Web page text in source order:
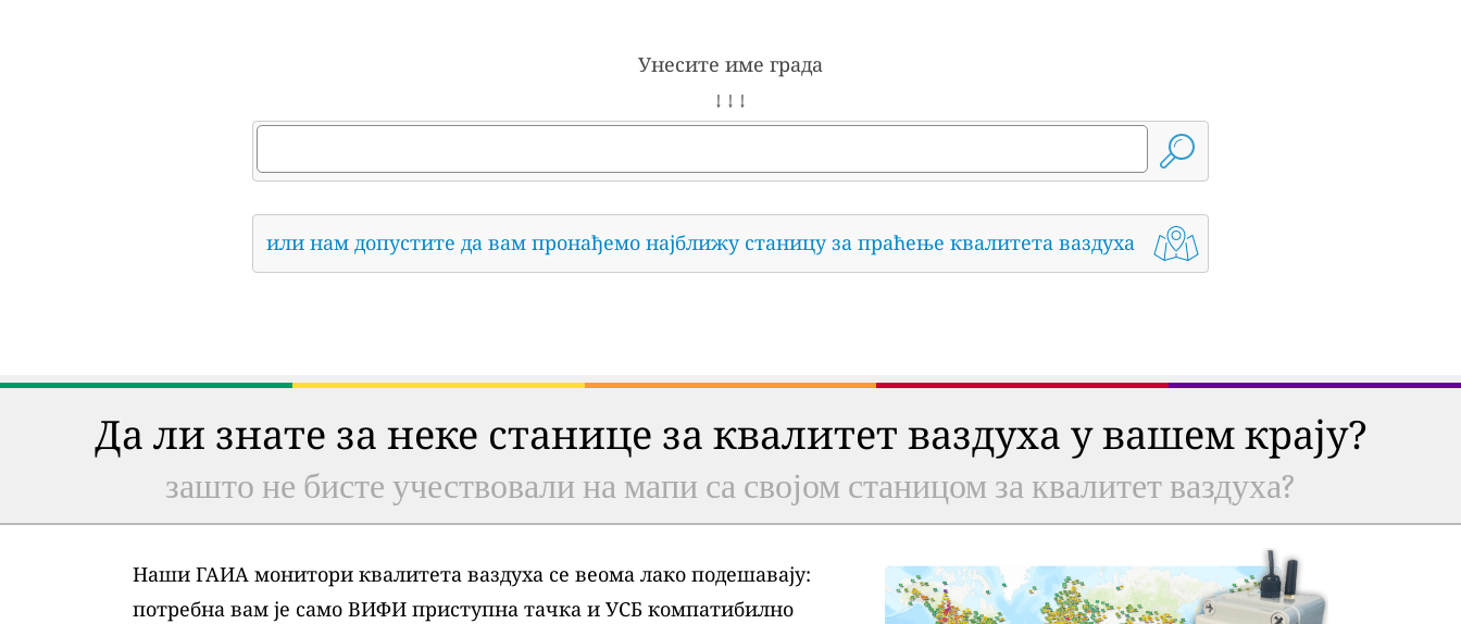
Унесите име града
↓ ↓ ↓
или нам допустите да вам пронађемо најближу станицу за праћење квалитета ваздуха
Да ли знате за неке станице за квалитет ваздуха у вашем крају?
зашто не бисте учествовали на мапи са својом станицом за квалитет ваздуха?
Наши ГАИА монитори квалитета ваздуха се веома лако подешавају:
потребна вам је само ВИФИ приступна тачка и УСБ компатибилно